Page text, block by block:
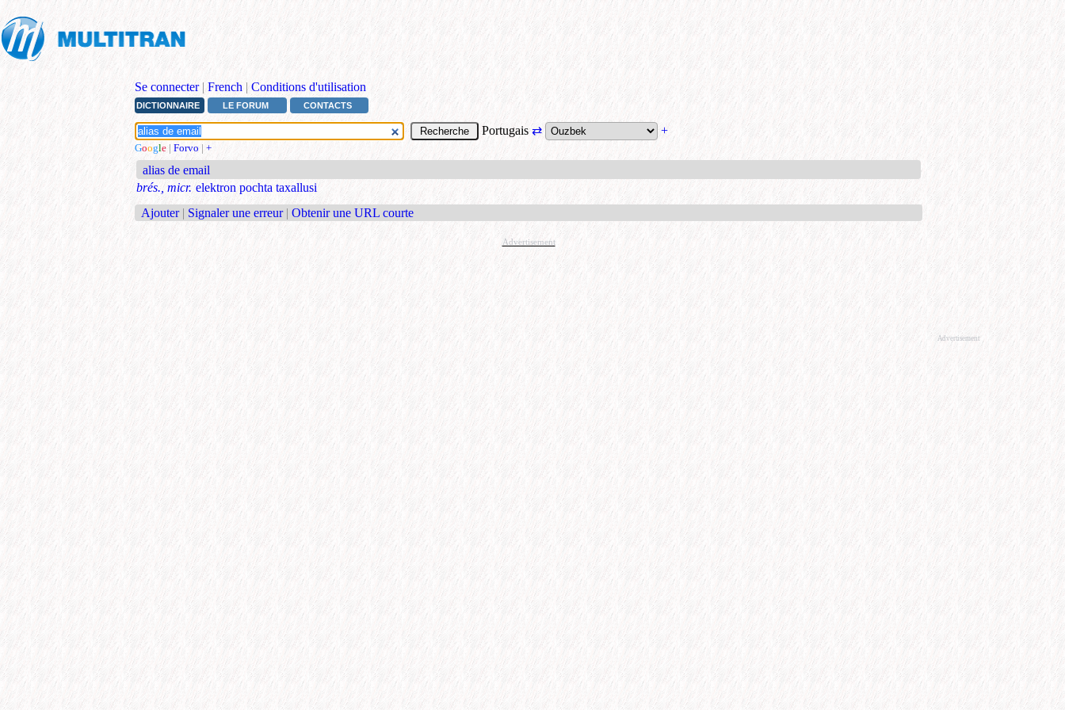
Se connecter | French | Conditions d'utilisation
DICTIONNAIRE LE FORUM CONTACTS
Portugais⇄ +
Google | Forvo | +
alias de email
brés., micr. elektron pochta taxallusi
Ajouter | Signaler une erreur | Obtenir une URL courte
Advertisement
Advertisement